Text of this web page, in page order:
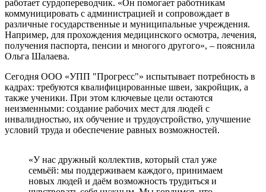
работает сурдопереводчик. «Он помогает работникам
коммуницировать с администрацией и сопровождает в
различные государственные и муниципальные учреждения.
Например, для прохождения медицинского осмотра, лечения,
получения паспорта, пенсии и многого другого», – пояснила
Ольга Шалаева.
Сегодня ООО «УПП "Прогресс"» испытывает потребность в
кадрах: требуются квалифицированные швеи, закройщик, а
также ученики. При этом ключевые цели остаются
неизменными: создание рабочих мест для людей с
инвалидностью, их обучение и трудоустройство, улучшение
условий труда и обеспечение равных возможностей.
«У нас дружный коллектив, который стал уже
семьёй: мы поддерживаем каждого, принимаем
новых людей и даём возможность трудиться и